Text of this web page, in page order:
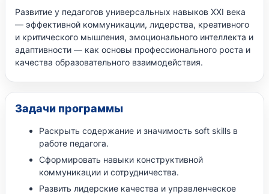
Развитие у педагогов универсальных навыков XXI века
— эффективной коммуникации, лидерства, креативного
и критического мышления, эмоционального интеллекта и
адаптивности — как основы профессионального роста и
качества образовательного взаимодействия.
Задачи программы
Раскрыть содержание и значимость soft skills в
работе педагога.
Сформировать навыки конструктивной
коммуникации и сотрудничества.
Развить лидерские качества и управленческое